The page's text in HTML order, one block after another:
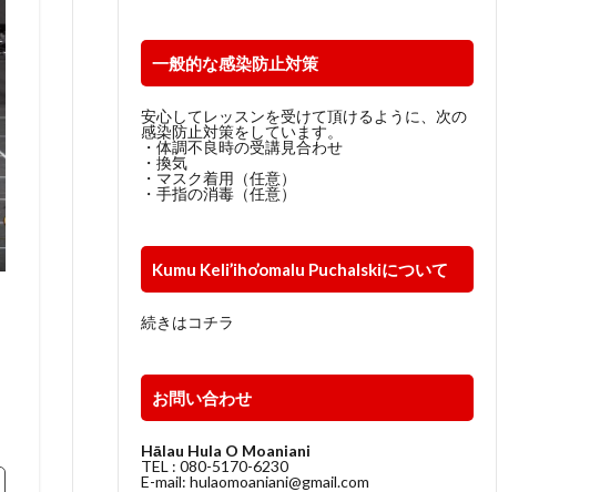
一般的な感染防止対策
安心してレッスンを受けて頂けるように、次の
感染防止対策をしています。
・体調不良時の受講見合わせ
・換気
・マスク着用（任意）
・手指の消毒（任意）
Kumu Keli’iho’omalu Puchalskiについて
続きはコチラ
お問い合わせ
Hālau Hula O Moaniani
TEL : 080-5170-6230
E-mail: hulaomoaniani@gmail.com